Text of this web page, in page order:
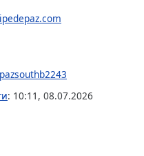
: 10:11 , 08.07.2026